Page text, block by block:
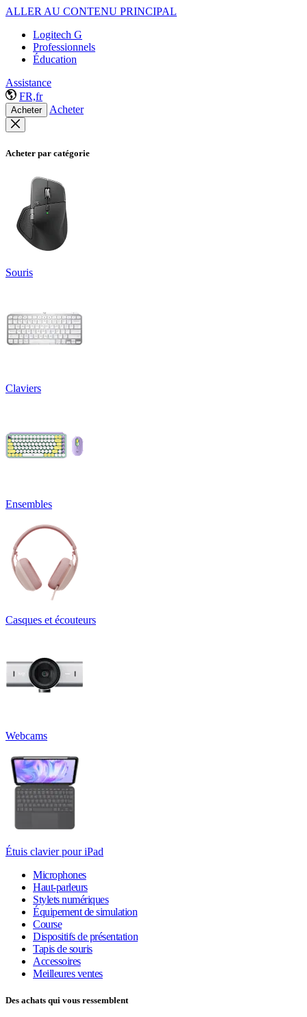
ALLER AU CONTENU PRINCIPAL
Logitech G
Professionnels
Éducation
Assistance
FR,fr
Acheter Acheter
Acheter par catégorie
Souris
Claviers
Ensembles
Casques et écouteurs
Webcams
Étuis clavier pour iPad
Microphones
Haut-parleurs
Stylets numériques
Équipement de simulation
Course
Dispositifs de présentation
Tapis de souris
Accessoires
Meilleures ventes
Des achats qui vous ressemblent